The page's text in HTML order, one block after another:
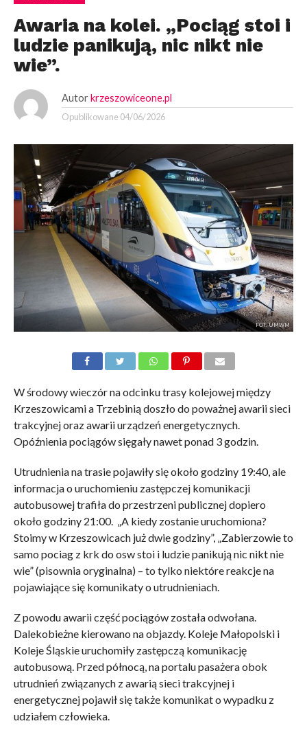
Awaria na kolei. „Pociąg stoi i
ludzie panikują, nic nikt nie
wie”.
Autor krzeszowiceone.pl
Opublikowane 04/06/2026
FOT. UMWM
W środowy wieczór na odcinku trasy kolejowej między
Krzeszowicami a Trzebinią doszło do poważnej awarii sieci
trakcyjnej oraz awarii urządzeń energetycznych.
Opóźnienia pociągów sięgały nawet ponad 3 godzin.
Utrudnienia na trasie pojawiły się około godziny 19:40, ale
informacja o uruchomieniu zastępczej komunikacji
autobusowej trafiła do przestrzeni publicznej dopiero
około godziny 21:00. „A kiedy zostanie uruchomiona?
Stoimy w Krzeszowicach już dwie godziny”, „Zabierzowie to
samo pociag z krk do osw stoi i ludzie panikują nic nikt nie
wie” (pisownia oryginalna) – to tylko niektóre reakcje na
pojawiające się komunikaty o utrudnieniach.
Z powodu awarii część pociągów została odwołana.
Dalekobieżne kierowano na objazdy. Koleje Małopolski i
Koleje Śląskie uruchomiły zastępczą komunikację
autobusową. Przed północą, na portalu pasażera obok
utrudnień związanych z awarią sieci trakcyjnej i
energetycznej pojawił się także komunikat o wypadku z
udziałem człowieka.